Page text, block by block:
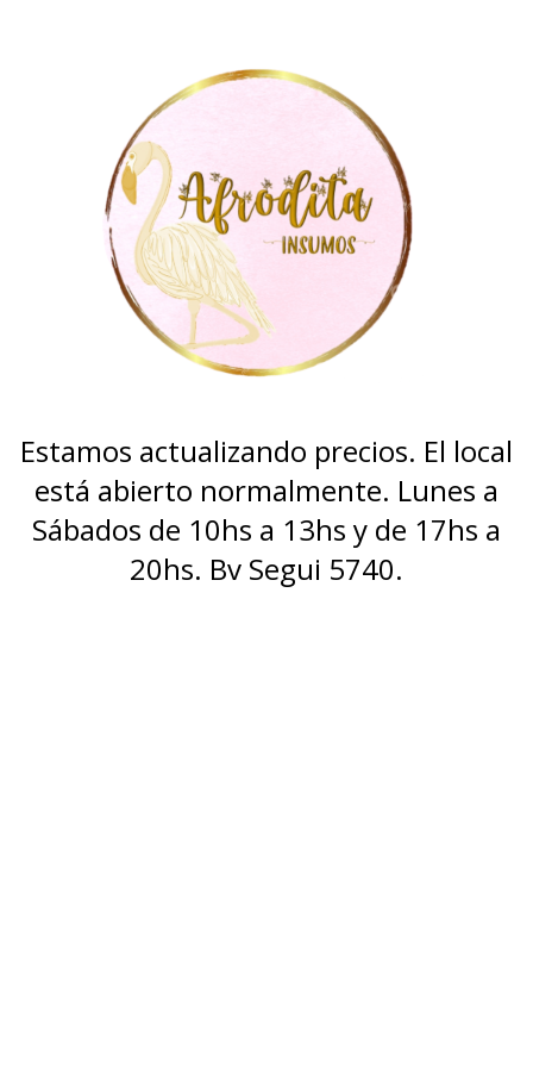
Estamos actualizando precios. El local
está abierto normalmente. Lunes a
Sábados de 10hs a 13hs y de 17hs a
20hs. Bv Segui 5740.